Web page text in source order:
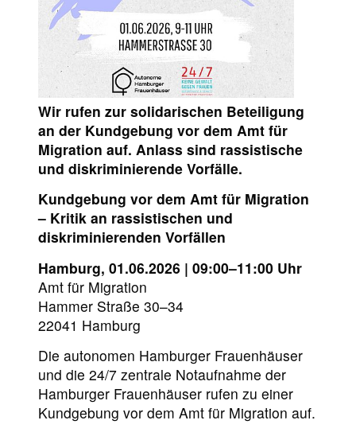
Wir rufen zur solidarischen Beteiligung
an der Kundgebung vor dem Amt für
Migration auf. Anlass sind rassistische
und diskriminierende Vorfälle.
Kundgebung vor dem Amt für Migration
– Kritik an rassistischen und
diskriminierenden Vorfällen
Hamburg, 01.06.2026 | 09:00–11:00 Uhr
Amt für Migration
Hammer Straße 30–34
22041 Hamburg
Die autonomen Hamburger Frauenhäuser
und die 24/7 zentrale Notaufnahme der
Hamburger Frauenhäuser rufen zu einer
Kundgebung vor dem Amt für Migration auf.